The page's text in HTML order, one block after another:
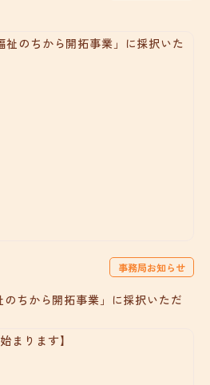
事務局お知らせ
ちから開拓事業」に採択いただ